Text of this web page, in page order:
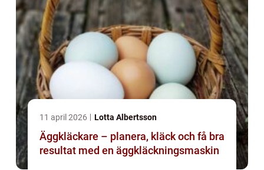
11 april 2026 Lotta Albertsson
Äggkläckare – planera, kläck och få bra
resultat med en äggkläckningsmaskin